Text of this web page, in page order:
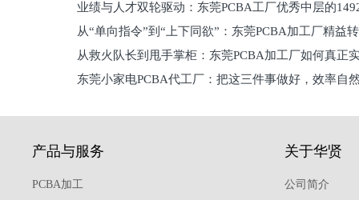
理死穴必须堵住
业绩与人才双轮驱动：东莞PCBA工厂优秀中层的
从“单向指令”到“上下同欲”：东莞PCBA加工厂精益
关键从救火队长到甩手掌柜：东莞PCBA加工厂如何真正
东莞小家电PCBA代工厂：把这三件事做好，效率自
产品与服务
PCBA加工
关于华贤
公司简介